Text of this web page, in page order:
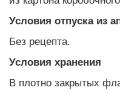
Условия отпуска из
Без рецепта.
Условия хранения
В плотно закрытых